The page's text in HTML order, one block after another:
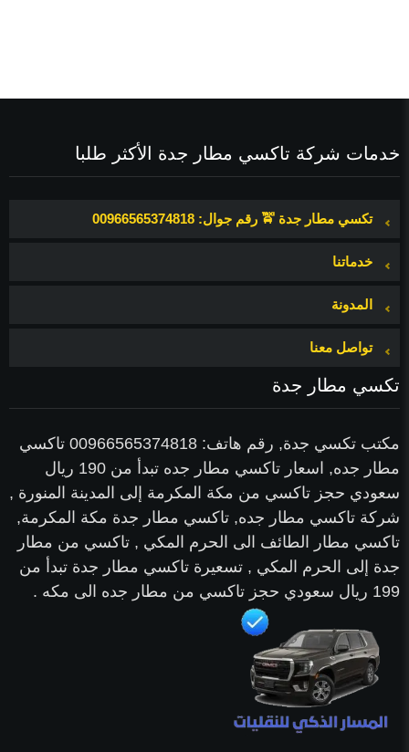
خدمات شركة تاكسي مطار جدة الأكثر طلبا
تكسي مطار جدة 🚖 رقم جوال: 00966565374818
خدماتنا
المدونة
تواصل معنا
تكسي مطار جدة
مكتب تكسي جدة, رقم هاتف: 00966565374818 تاكسي
مطار جده, اسعار تاكسي مطار جده تبدأ من 190 ريال
سعودي حجز تاكسي من مكة المكرمة إلى المدينة المنورة ,
شركة تاكسي مطار جده, تاكسي مطار جدة مكة المكرمة,
تاكسي مطار الطائف الى الحرم المكي , تاكسي من مطار
جدة إلى الحرم المكي , تسعيرة تاكسي مطار جدة تبدأ من
199 ريال سعودي حجز تاكسي من مطار جده الى مكه .